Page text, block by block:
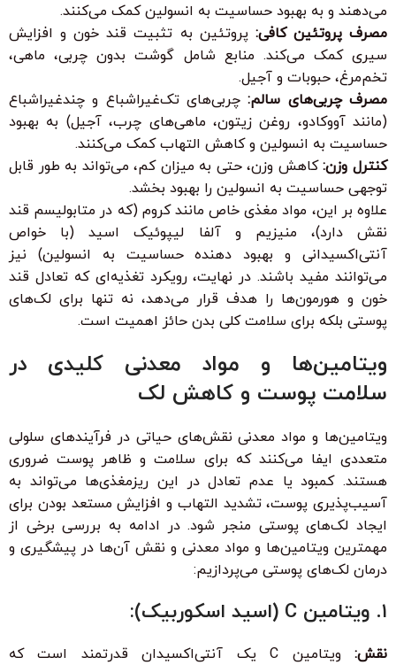
می‌دهند و به بهبود حساسیت به انسولین کمک می‌کنند.
مصرف پروتئین کافی: پروتئین به تثبیت قند خون و افزایش
سیری کمک می‌کند. منابع شامل گوشت بدون چربی، ماهی،
تخم‌مرغ، حبوبات و آجیل.
مصرف چربی‌های سالم:چربی‌های تک‌غیراشباع و چندغیراشباع
(مانند آووکادو، روغن زیتون، ماهی‌های چرب، آجیل) به بهبود
حساسیت به انسولین و کاهش التهاب کمک می‌کنند.
کنترل وزن:کاهش وزن، حتی به میزان کم، می‌تواند به طور قابل
توجهی حساسیت به انسولین را بهبود بخشد.
علاوه بر این، مواد مغذی خاص مانند کروم (که در متابولیسم قند
نقش دارد)، منیزیم و آلفا لیپوئیک اسید (با خواص
آنتی‌اکسیدانی و بهبود دهنده حساسیت به انسولین) نیز
می‌توانند مفید باشند. در نهایت، رویکرد تغذیه‌ای که تعادل قند
خون و هورمون‌ها را هدف قرار می‌دهد، نه تنها برای لک‌های
پوستی بلکه برای سلامت کلی بدن حائز اهمیت است.
ویتامین‌ها و مواد معدنی کلیدی در
سلامت پوست و کاهش لک
ویتامین‌ها و مواد معدنی نقش‌های حیاتی در فرآیندهای سلولی
متعددی ایفا می‌کنند که برای سلامت و ظاهر پوست ضروری
هستند. کمبود یا عدم تعادل در این ریزمغذی‌ها می‌تواند به
آسیب‌پذیری پوست، تشدید التهاب و افزایش مستعد بودن برای
ایجاد لک‌های پوستی منجر شود. در ادامه به بررسی برخی از
مهمترین ویتامین‌ها و مواد معدنی و نقش آن‌ها در پیشگیری و
درمان لک‌های پوستی می‌پردازیم:
۱. ویتامین C (اسید اسکوربیک):
نقش:
ویتامین C یک آنتی‌اکسیدان قدرتمند است که